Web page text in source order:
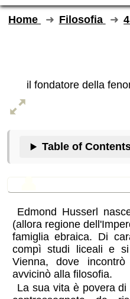
Home Filosofia
il fondatore della
Table of
Edmond Husserl
(allora regione
famiglia ebraica. Di
compì studi liceali e
Vienna, dove
avvicinò alla filosofia.
La sua vita è povera